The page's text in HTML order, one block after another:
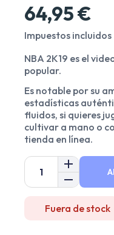
64,95 €
Impuestos incluidos
NBA 2K19 es el
popular.
Es notable por su
estadísticas
fluidos, si quieres
cultivar a mano o
tienda en línea.
Fuera de stock